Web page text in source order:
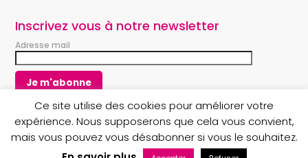
e
b
o
k
t
a
g
a
m
Inscrivez vous à notre newsletter
Adresse mail
Copyright © 2023 Au nom du Père boutique
Ce site utilise des cookies pour améliorer votre
expérience. Nous supposerons que cela vous convient,
mais vous pouvez vous désabonner si vous le souhaitez.